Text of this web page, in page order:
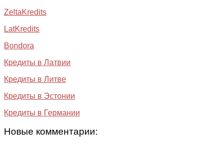
ZeltaKredits
LatKredits
Bondora
Кредиты в Латвии
Кредиты в Литве
Кредиты в Эстонии
Кредиты в Германии
Новые комментарии: